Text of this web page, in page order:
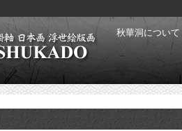
秋華洞について